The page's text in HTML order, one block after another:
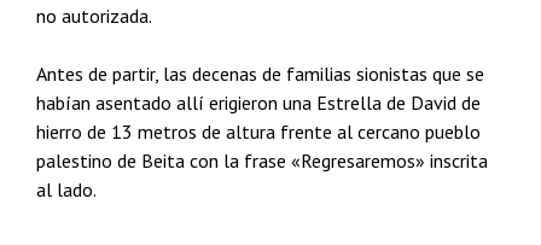
no autorizada.
Antes de partir, las decenas de familias sionistas que se
habían asentado allí erigieron una Estrella de David de
hierro de 13 metros de altura frente al cercano pueblo
palestino de Beita con la frase «Regresaremos» inscrita
al lado.